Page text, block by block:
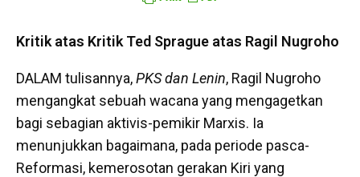
Kritik atas Kritik Ted Sprague atas Ragil Nugroho
DALAM tulisannya,PKS dan Lenin, Ragil Nugroho
mengangkat sebuah wacana yang mengagetkan
bagi sebagian aktivis-pemikir Marxis. Ia
menunjukkan bagaimana, pada periode pasca-
Reformasi, kemerosotan gerakan Kiri yang